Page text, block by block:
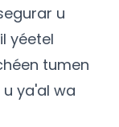
u
yéetel
tumen
ya'al wa